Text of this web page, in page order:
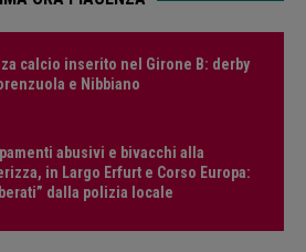
calcio inserito nel Girone B: derby
e Nibbiano
abusivi e bivacchi alla
in Largo Erfurt e Corso Europa:
dalla polizia locale